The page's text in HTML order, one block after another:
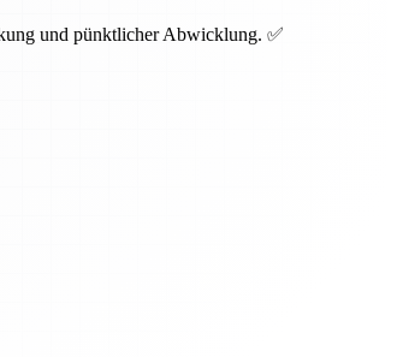
und pünktlicher Abwicklung. ✅